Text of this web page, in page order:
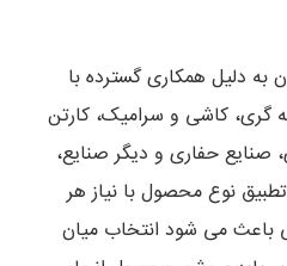
دلیل همکاری گسترده با
گری، کاشی و سرامیک، کارتن
صنایع حفاری و دیگر صنایع،
نوع محصول با نیاز هر
باعث می شود انتخاب میان